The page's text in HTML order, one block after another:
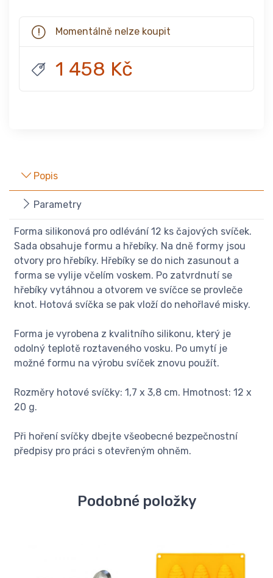
Momentálně nelze koupit
1 458 Kč
Popis
Parametry
Forma silikonová pro odlévání 12 ks čajových svíček.
Sada obsahuje formu a hřebíky. Na dně formy jsou
otvory pro hřebíky. Hřebíky se do nich zasunout a
forma se vylije včelím voskem. Po zatvrdnutí se
hřebíky vytáhnou a otvorem ve svíčce se provleče
knot. Hotová svíčka se pak vloží do nehořlavé misky.
Forma je vyrobena z kvalitního silikonu, který je
odolný teplotě roztaveného vosku. Po umytí je
možné formu na výrobu svíček znovu použít.
Rozměry hotové svíčky: 1,7 x 3,8 cm. Hmotnost: 12 x
20 g.
Při hoření svíčky dbejte všeobecné bezpečnostní
předpisy pro práci s otevřeným ohněm.
Podobné položky